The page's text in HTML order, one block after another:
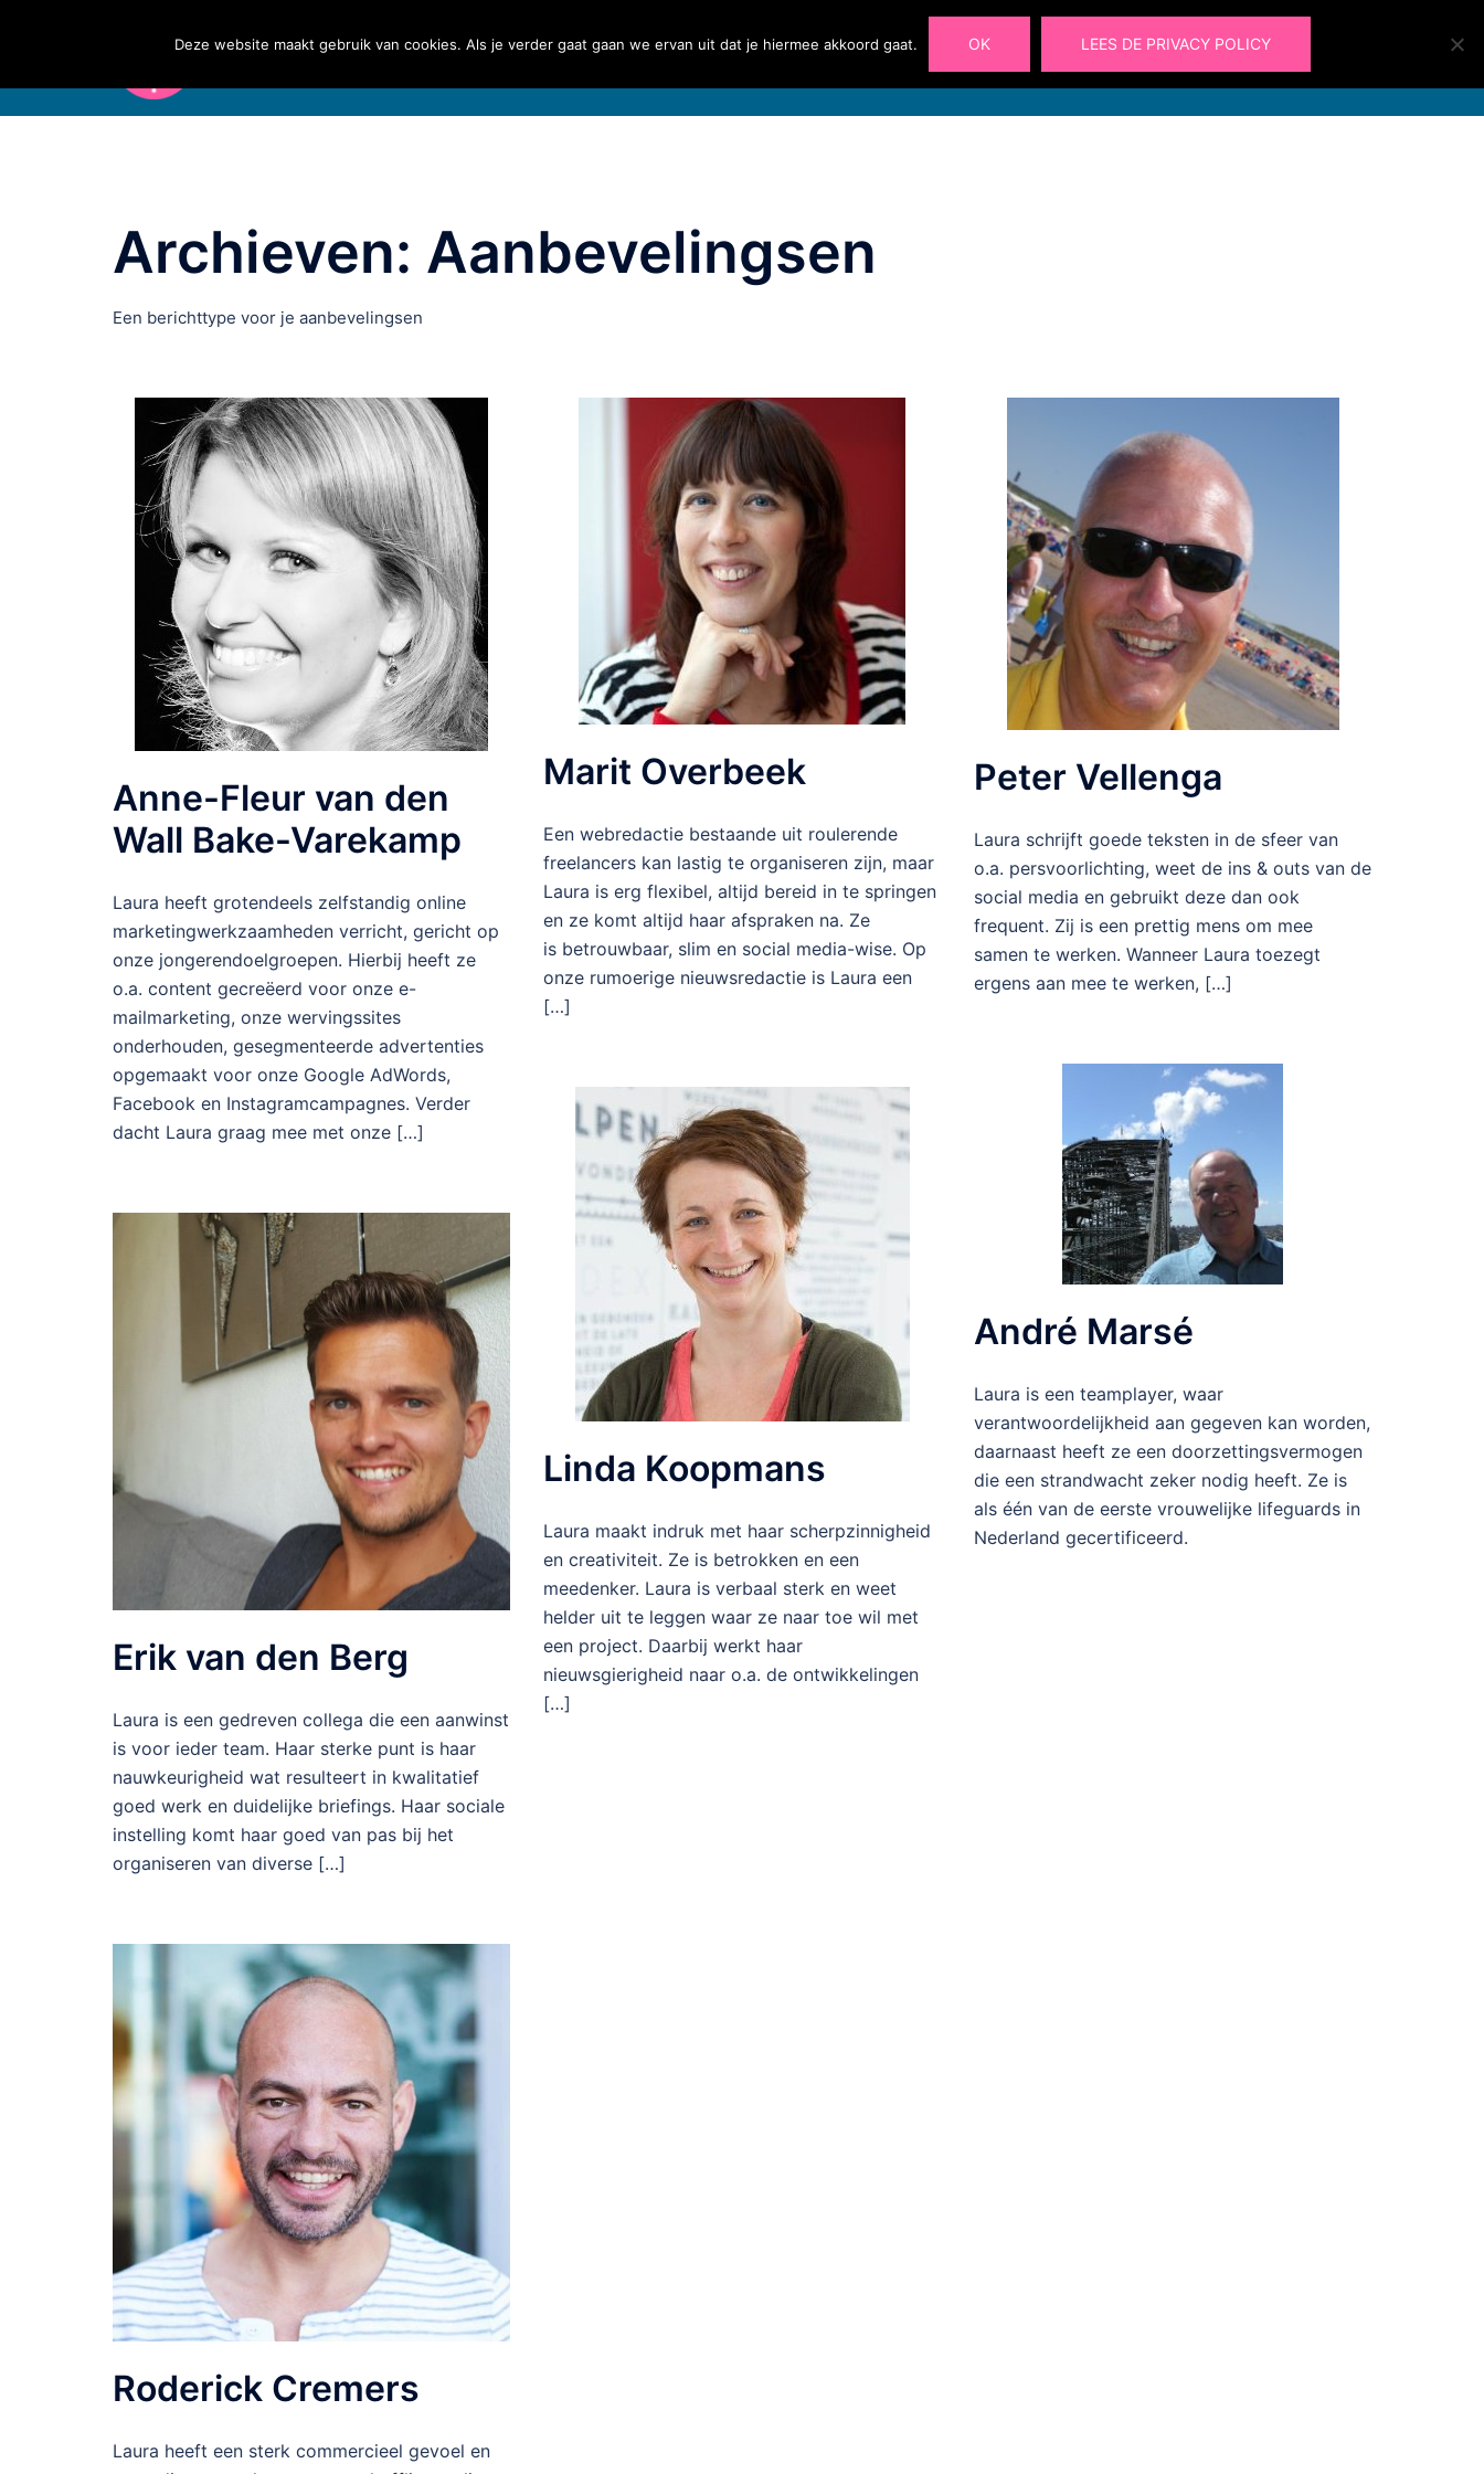
inhoud
Blog Zoeken
Laura@ohlalau.nl
06 49 91 09 66
Archieven: Aanbevelingsen
Een berichttype voor je aanbevelingsen
Anne-Fleur van den
Wall Bake-Varekamp
Laura heeft grotendeels zelfstandig online
marketingwerkzaamheden verricht, gericht op
onze jongerendoelgroepen. Hierbij heeft ze
o.a. content gecreëerd voor onze e-
mailmarketing, onze wervingssites
onderhouden, gesegmenteerde advertenties
opgemaakt voor onze Google AdWords,
Facebook en Instagramcampagnes. Verder
dacht Laura graag mee met onze […]
Marit Overbeek
Een webredactie bestaande uit roulerende
freelancers kan lastig te organiseren zijn, maar
Laura is erg flexibel, altijd bereid in te springen
en ze komt altijd haar afspraken na. Ze
is betrouwbaar, slim en social media-wise. Op
onze rumoerige nieuwsredactie is Laura een
[…]
Peter Vellenga
Laura schrijft goede teksten in de sfeer van
o.a. persvoorlichting, weet de ins & outs van de
social media en gebruikt deze dan ook
frequent. Zij is een prettig mens om mee
samen te werken. Wanneer Laura toezegt
ergens aan mee te werken, […]
Erik van den Berg
Laura is een gedreven collega die een aanwinst
is voor ieder team. Haar sterke punt is haar
nauwkeurigheid wat resulteert in kwalitatief
goed werk en duidelijke briefings. Haar sociale
instelling komt haar goed van pas bij het
organiseren van diverse […]
Linda Koopmans
Laura maakt indruk met haar scherpzinnigheid
en creativiteit. Ze is betrokken en een
meedenker. Laura is verbaal sterk en weet
helder uit te leggen waar ze naar toe wil met
een project. Daarbij werkt haar
nieuwsgierigheid naar o.a. de ontwikkelingen
[…]
André Marsé
Laura is een teamplayer, waar
verantwoordelijkheid aan gegeven kan worden,
daarnaast heeft ze een doorzettingsvermogen
die een strandwacht zeker nodig heeft. Ze is
als één van de eerste vrouwelijke lifeguards in
Nederland gecertificeerd.
Roderick Cremers
Laura heeft een sterk commercieel gevoel en
Deze website maakt gebruik van cookies. Als je verder gaat gaan we ervan uit dat je hiermee akkoord gaat. OK LEES DE PRIVACY POLICY